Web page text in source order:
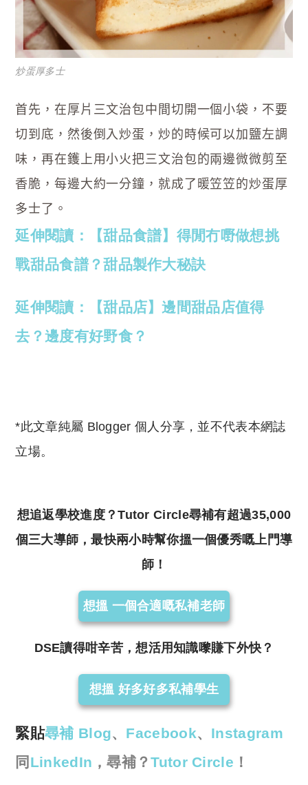
炒蛋厚多士
首先，在厚片三文治包中間切開一個小袋，不要
切到底，然後倒入炒蛋，炒的時候可以加鹽左調
味，再在鑊上用小火把三文治包的兩邊微微剪至
香脆，每邊大約一分鐘，就成了暖笠笠的炒蛋厚
多士了。
延伸閱讀：【甜品食譜】得閒冇嘢做想挑
戰甜品食譜？甜品製作大秘訣
延伸閱讀：【甜品店】邊間甜品店值得
去？邊度有好野食？
*此文章純屬 Blogger 個人分享，並不代表本網誌
立場。
想追返學校進度？Tutor Circle尋補有超過35,000
個三大導師，最快兩小時幫你搵一個優秀嘅上門導
師！
想搵 一個合適嘅私補老師
DSE讀得咁辛苦，想活用知識嚟賺下外快？
想搵 好多好多私補學生
緊貼尋補 Blog、 Facebook、 Instagram
同 LinkedIn ，尋補？Tutor Circle ！